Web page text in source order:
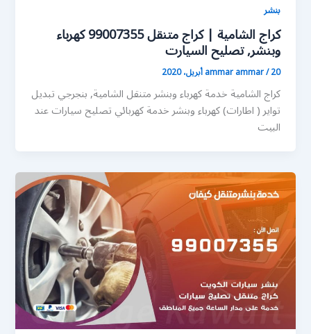
بنشر
كراج الشامية | كراج متنقل 99007355 كهرباء
وبنشر, تصليح السيارت
ammar ammar/20 أبريل، 2020
كراج الشامية خدمة كهرباء وبنشر متنقل الشامية, بنجرجي تبديل
تواير ( اطارات) كهرباء وبنشر خدمة كهربائي تصليح سيارات عند
البيت